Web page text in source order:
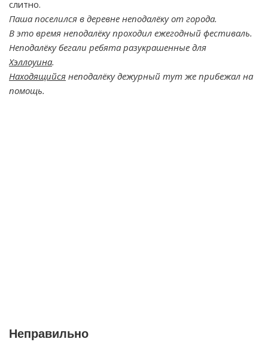
слитно.
Паша поселился в деревне неподалёку от города.
В это время неподалёку проходил ежегодный фестиваль.
Неподалёку бегали ребята разукрашенные для
Хэллоуина.
Находящийся неподалёку дежурный тут же прибежал на
помощь.
Неправильно